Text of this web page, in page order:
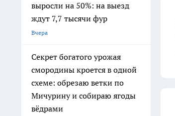
выросли на 50%: на выезд
ждут 7,7 тысячи фур
Вчера
Секрет богатого урожая
смородины кроется в одной
схеме: обрезаю ветки по
Мичурину и собираю ягоды
вёдрами